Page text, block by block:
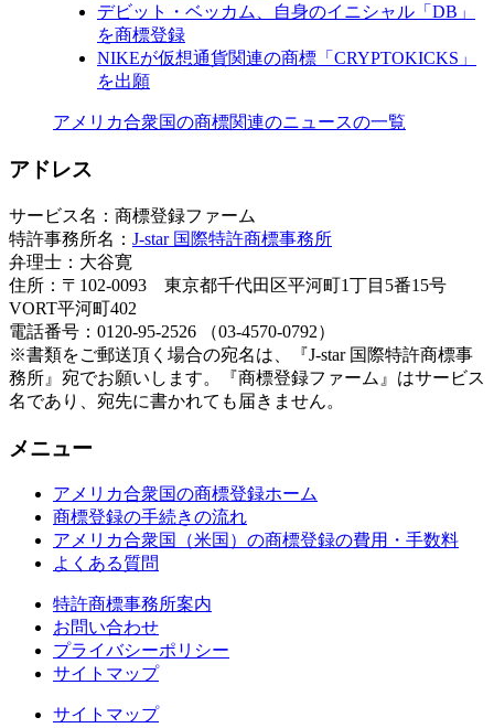
デビット・ベッカム、自身のイニシャル「DB」
を商標登録
NIKEが仮想通貨関連の商標「CRYPTOKICKS」
を出願
アメリカ合衆国の商標関連のニュースの一覧
アドレス
サービス名：商標登録ファーム
特許事務所名： J-star 国際特許商標事務所
弁理士：大谷寛
住所：〒102-0093 東京都千代田区平河町1丁目5番15号
VORT平河町402
電話番号：0120-95-2526 （03-4570-0792）
※書類をご郵送頂く場合の宛名は、『J-star 国際特許商標事
務所』宛でお願いします。『商標登録ファーム』はサービス
名であり、宛先に書かれても届きません。
メニュー
アメリカ合衆国の商標登録ホーム
商標登録の手続きの流れ
アメリカ合衆国（米国）の商標登録の費用・手数料
よくある質問
特許商標事務所案内
お問い合わせ
プライバシーポリシー
サイトマップ
サイトマップ